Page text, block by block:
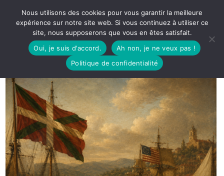
Nous utilisons des cookies pour vous garantir la meilleure
expérience sur notre site web. Si vous continuez à utiliser ce
site, nous supposerons que vous en êtes satisfait.
Oui, je suis d'accord.
Ah non, je ne veux pas !
Politique de confidentialité